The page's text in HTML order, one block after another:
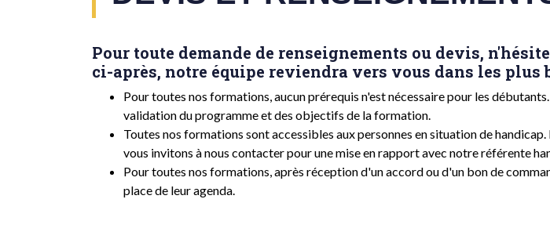
Pour toute demande de renseignements ou devis,
ci-après, notre équipe reviendra vers vous dans les plus
Pour toutes nos formations, aucun prérequis n'est nécessaire pour les
validation du programme et des objectifs de la formation.
Toutes nos formations sont accessibles aux personnes en situation de
vous invitons à nous contacter pour une mise en rapport avec notre référente
Pour toutes nos formations, après réception d'un accord ou d'un bon de
place de leur agenda.